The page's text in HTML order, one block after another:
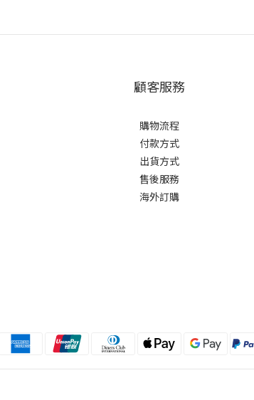
顧客服務
購物流程
付款方式
出貨方式
售後服務
海外訂購